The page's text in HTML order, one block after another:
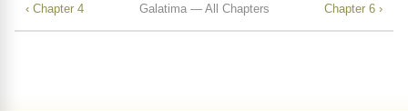
‹ Chapter 4 Galatima — All Chapters Chapter 6 ›